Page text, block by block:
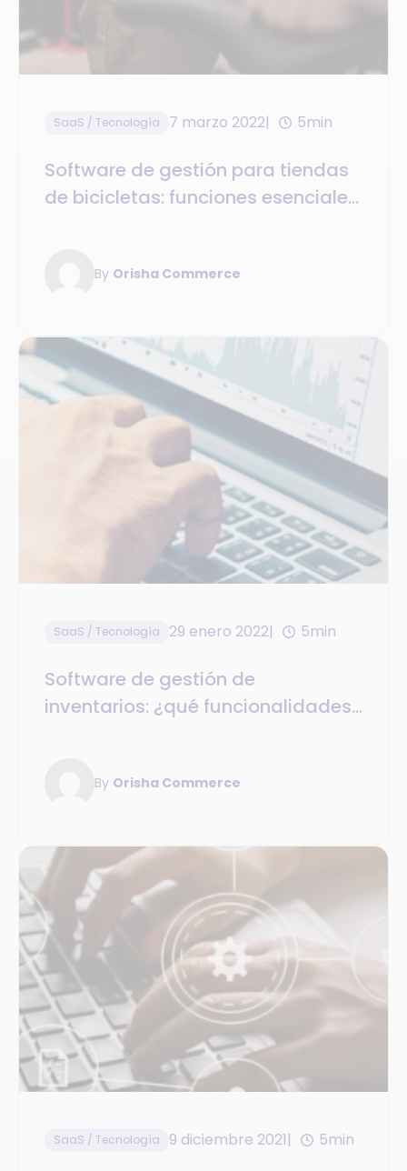
SaaS / Tecnología 7 marzo 2022 5min
Software de gestión para tiendas
de bicicletas: funciones esenciales
By Orisha Commerce
SaaS / Tecnología 29 enero 2022 5min
Software de gestión de
inventarios: ¿qué funcionalidades
By Orisha Commerce
SaaS / Tecnología 9 diciembre 2021 5min